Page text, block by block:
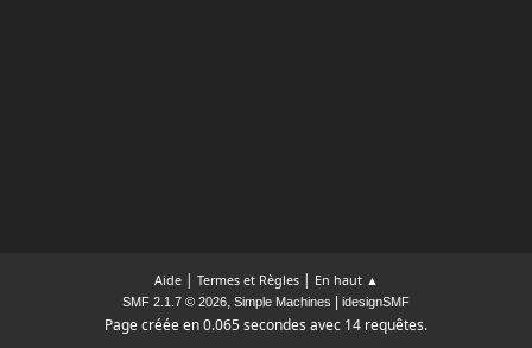
Aide| Termes et Règles| En haut ▲
SMF 2.1.7 © 2026, Simple Machines idesignSMF
Page créée en 0.065 secondes avec 14 requêtes.